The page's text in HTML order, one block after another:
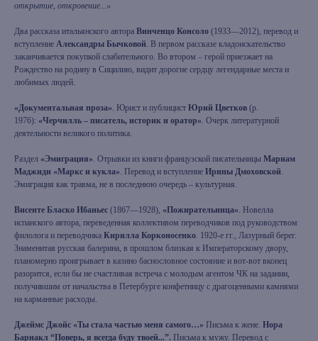
открытие, откровение...»
Два рассказа итальянского автора Винченцо Консоло (1933—2012), перевод и
вступление Александры Бычковой. В первом рассказе кладоискательство
заканчивается покупкой слабительного. Во втором – герой приезжает на
Рождество на родину в Сицилию, видит дорогие сердцу легендарные места и
любимых людей.
«Документальная проза». Юрист и публицист Юрий Цветков (р.
1976): «Черчилль – писатель, историк и оратор». Очерк литературной
деятельности великого политика.
Раздел «Эмиграция». Отрывки из книги французской писательницы Мариам
Маджиди «Маркс и кукла». Перевод и вступление Ирины Дмоховской.
Эмиграция как травма, не в последнюю очередь – культурная.
Висенте Бласко Ибаньес (1867—1928), «Пожирательница». Новелла
испанского автора, переведенная коллективом переводчиков под руководством
филолога и переводчика Кирилла Корконосенко. 1920-е гг., Лазурный берег.
Знаменитая русская балерина, в прошлом близкая к Императорскому двору,
планомерно проигрывает в казино баснословное состояние и вот-вот вконец
разорится, если бы не счастливая встреча с молодым агентом ЧК на задании,
получившим от начальства в Петербурге конфетницу с драгоценными камнями
на карманные расходы.
Джеймс Джойс «Ты стала частью меня самого…» Письма к жене. Нора
Барнакл “Поверь, я всегда буду твоей...”. Письма к мужу. Перевод с